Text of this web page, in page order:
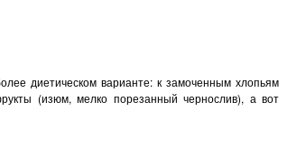
диетическом варианте: к замоченным хлопьям
(изюм, мелко порезанный чернослив), а вот